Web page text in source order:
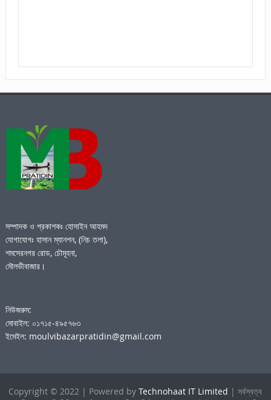
সম্পাদক ও প্রকাশকঃ হোসাইন আহমদ
যোগাযোগঃ হাসান ম্যানশন, (নিচ তলা),
শমসেরনগর রোড, চৌমূহনা,
মৌলভীবাজার।
নিউজরুম:
মোবাইল: ০১৭১৫-৪৯৫৭৬৩
ইমেইল: moulvibazarpratidin@gmail.com
Copyright © 2022 | Powered byTechnohaat IT Limited | সর্বস্বত্ব